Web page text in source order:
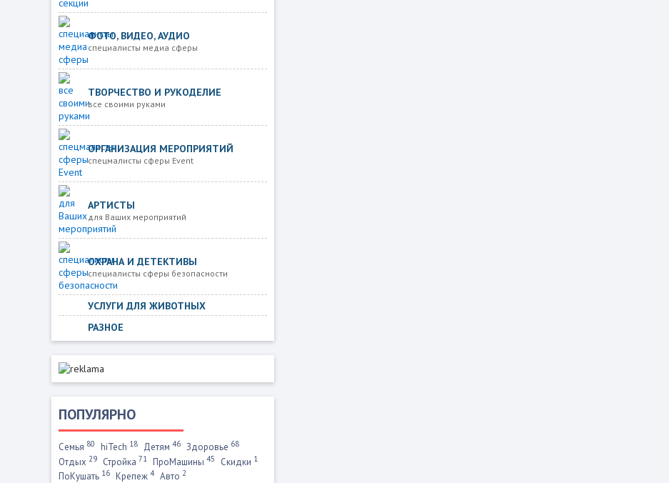
ФОТО, ВИДЕО, АУДИО
специалисты медиа сферы
ТВОРЧЕСТВО И РУКОДЕЛИЕ
все своими руками
ОРГАНИЗАЦИЯ МЕРОПРИЯТИЙ
спецмалисты сферы Event
АРТИСТЫ
для Ваших мероприятий
ОХРАНА И ДЕТЕКТИВЫ
специалисты сферы безопасности
УСЛУГИ ДЛЯ ЖИВОТНЫХ
РАЗНОЕ
ПОПУЛЯРНО
Семья 80 hiTech 18 Детям 46 Здоровье 68
Отдых 29 Стройка 71 ПроМашины 45 Скидки 1
ПоКушать 16 Крепеж 4 Авто 2